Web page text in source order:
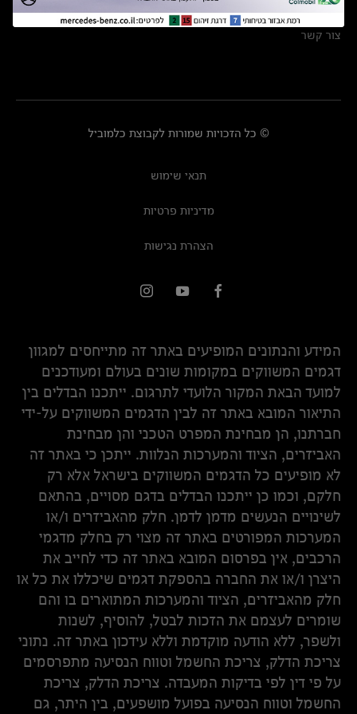
מרכזי שירות
צור קשר
© כל הזכויות שמורות לקבוצת כלמוביל
תנאי שימוש
מדיניות פרטיות
הצהרת נגישות
המידע והנתונים המופיעים באתר זה מתייחסים למגוון
דגמים המשווקים במקומות שונים בעולם ומעודכנים
למועד הבאת המקור הלועדי לתרגום. ייתכנו הבדלים בין
התיאור המובא באתר זה לבין הדגמים המשווקים על-ידי
חברתנו, הן מבחינת המפרט הטכני והן מבחינת
האביזרים, הציוד והמערכות הנלוות. ייתכן כי באתר זה
לא מופיעים כל הדגמים המשווקים בישראל אלא רק
חלקם, וכמו כן ייתכנו הבדלים בדגם מסויים, בהתאם
לשינויים הנעשים מדמן לדמן. חלק מהאביזרים ו/או
המערכות המפורטים באתר זה מצוי רק בחלק מדגמי
הרכבים, אין בפרסום המובא באתר זה כדי לחייב את
היצרן ו/או את החברה בהספקת דגמים שיכללו את כל או
חלק מהאביזרים, הציוד והמערכות המתוארים בו והם
שומרים לעצמם את הזכות לבטל, להוסיף, לשנות
ולשפר, ללא הודעה מוקדמת וללא עידכון באתר זה. נתוני
צריכת הדלק, צריכת החשמל וטווח הנסיעה מתפרסמים
על פי דין לפי בדיקות המעבדה. צריכת הדלק, צריכת
החשמל וטווח הנסיעה בפועל מושפעים, בין היתר, גם